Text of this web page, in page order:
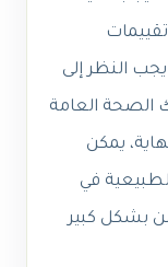
النظر إلى
الصحة العامة
يمكن
في
بشكل كبير